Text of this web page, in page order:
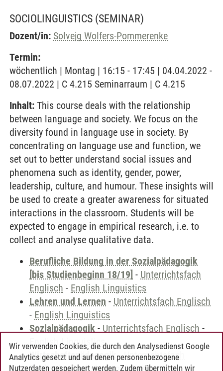
SOCIOLINGUISTICS (SEMINAR)
Dozent/in: Solvejg Wolfers-Pommerenke
Termin:
wöchentlich | Montag | 16:15 - 17:45 | 04.04.2022 -
08.07.2022 | C 4.215 Seminarraum | C 4.215
Inhalt: This course deals with the relationship
between language and society. We focus on the
diversity found in language use in society. By
concentrating on language use and function, we
set out to better understand social issues and
phenomena such as identity, gender, power,
leadership, culture, and humour. These insights will
be used to create a greater awareness for situated
interactions in the classroom. Students will be
expected to engage in empirical research, i.e. to
collect and analyse qualitative data.
Berufliche Bildung in der Sozialpädagogik
[bis Studienbeginn 18/19] - Unterrichtsfach
Englisch - English Linguistics
Lehren und Lernen - Unterrichtsfach Englisch
- English Linguistics
Sozialpädagogik - Unterrichtsfach Englisch -
English Linguistics
Wirtschaftspädagogik -Unterrichtsfach
Englisch-English Linguistics
Wir verwenden Cookies, die durch den Analysedienst Google
Analytics gesetzt und auf denen personenbezogene
Nutzerdaten gespeichert werden. Zudem übermitteln wir